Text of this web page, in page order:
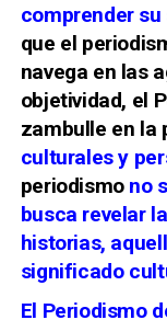
comprender
que el
navega en las
objetividad, el
zambulle en la
culturales y
periodismono
busca revelar
historias,
significado
El Periodismo